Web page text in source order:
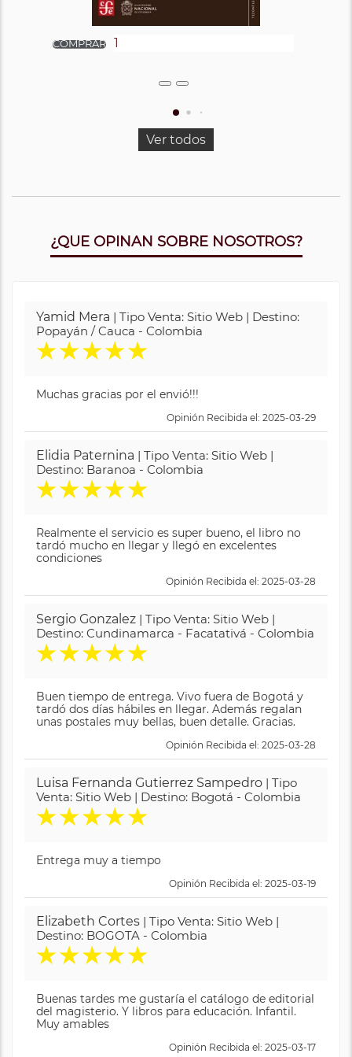
Ver todos
¿QUE OPINAN SOBRE NOSOTROS?
Yamid Mera | Tipo Venta: Sitio Web | Destino:
Popayán / Cauca - Colombia
★★★★★
Muchas gracias por el envió!!!
Opinión Recibida el: 2025-03-29
Elidia Paternina | Tipo Venta: Sitio Web |
Destino: Baranoa - Colombia
★★★★★
Realmente el servicio es super bueno, el libro no
tardó mucho en llegar y llegó en excelentes
condiciones
Opinión Recibida el: 2025-03-28
Sergio Gonzalez | Tipo Venta: Sitio Web |
Destino: Cundinamarca - Facatativá - Colombia
★★★★★
Buen tiempo de entrega. Vivo fuera de Bogotá y
tardó dos días hábiles en llegar. Además regalan
unas postales muy bellas, buen detalle. Gracias.
Opinión Recibida el: 2025-03-28
Luisa Fernanda Gutierrez Sampedro | Tipo
Venta: Sitio Web | Destino: Bogotá - Colombia
★★★★★
Entrega muy a tiempo
Opinión Recibida el: 2025-03-19
Elizabeth Cortes | Tipo Venta: Sitio Web |
Destino: BOGOTA - Colombia
★★★★★
Buenas tardes me gustaría el catálogo de editorial
del magisterio. Y libros para educación. Infantil.
Muy amables
Opinión Recibida el: 2025-03-17